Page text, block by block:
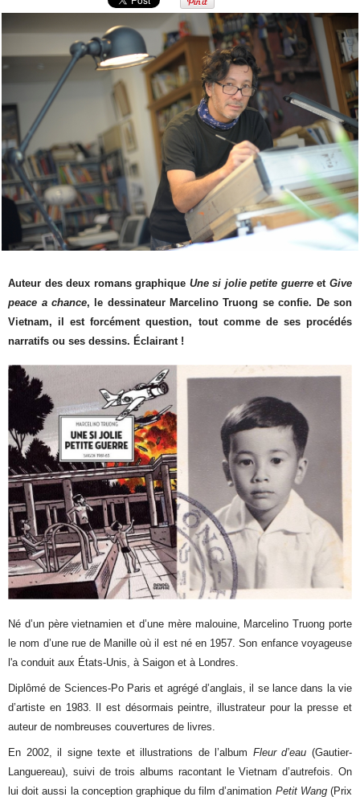
Auteur des deux romans graphique Une si jolie petite guerreet Give
peace a chance, le dessinateur Marcelino Truong se confie. De son
Vietnam, il est forcément question, tout comme de ses procédés
narratifs ou ses dessins.Éclairant !
Né d’un père vietnamien et d’une mère malouine, Marcelino Truong porte
le nom d’une rue de Manille où il est né en 1957. Son enfance voyageuse
l'a conduit aux États-Unis, à Saigon et à Londres.
Diplômé de Sciences-Po Paris et agrégé d’anglais, il se lance dans la vie
d’artiste en 1983. Il est désormais peintre, illustrateur pour la presse et
auteur de nombreuses couvertures de livres.
En 2002, il signe texte et illustrations de l’album Fleur d’eau (Gautier-
Languereau), suivi de trois albums racontant le Vietnam d’autrefois. On
lui doit aussi la conception graphique du film d’animation Petit Wang(Prix